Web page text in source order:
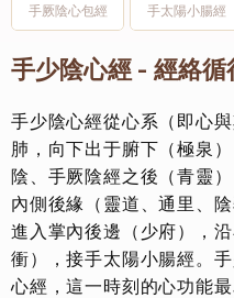
手厥陰心包經 手太陽小腸經
手少陰心經 - 經絡
手少陰心經從心系（即心
肺，向下出于腑下（極泉
陰、手厥陰經之後（青靈
內側後緣（靈道、通里、
進入掌內後邊（少府），
衝），接手太陽小腸經。
心經，這一時刻的心功能